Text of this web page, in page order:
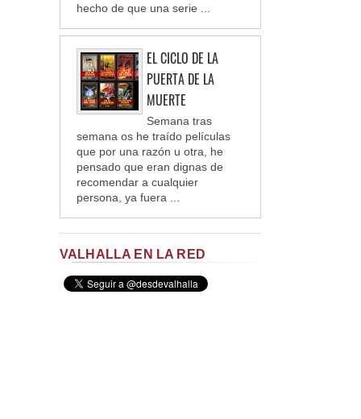
hecho de que una serie ...
EL CICLO DE LA
PUERTA DE LA
MUERTE
Semana tras
semana os he traído películas
que por una razón u otra, he
pensado que eran dignas de
recomendar a cualquier
persona, ya fuera ...
VALHALLA EN LA RED